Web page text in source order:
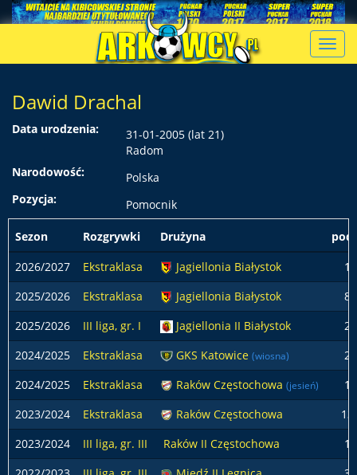
Dawid Drachal
Data urodzenia:
31-01-2005 (lat 21)
Radom
Narodowość:
Polska
Pozycja:
Pomocnik
Sezon Rozgrywki Drużyna
2026/2027
Ekstraklasa Jagiellonia Białystok
1
2025/2026
Ekstraklasa Jagiellonia Białystok
8
2025/2026
III liga, gr. I Jagiellonia II Białystok
2
2024/2025
Ekstraklasa GKS Katowice (wiosna)
2
2024/2025
Ekstraklasa Raków Częstochowa (jesień)
1
2023/2024
Ekstraklasa Raków Częstochowa
13
2023/2024
III liga, gr. III Raków II Częstochowa
1